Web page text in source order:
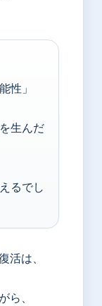
性」
生んだ
るでし
活は、
ら、